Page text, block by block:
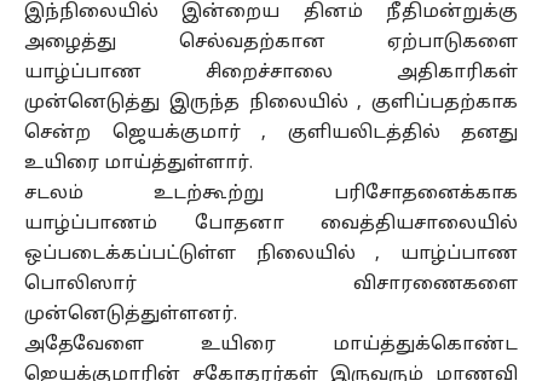
இந்நிலையில் இன்றைய தினம் நீதிமன்றுக்கு
அழைத்து செல்வதற்கான ஏற்பாடுகளை
யாழ்ப்பாண சிறைச்சாலை அதிகாரிகள்
முன்னெடுத்து இருந்த நிலையில் , குளிப்பதற்காக
சென்ற ஜெயக்குமார் , குளியலிடத்தில் தனது
உயிரை மாய்த்துள்ளார்.
சடலம் உடற்கூற்று பரிசோதனைக்காக
யாழ்ப்பாணம் போதனா வைத்தியசாலையில்
ஒப்படைக்கப்பட்டுள்ள நிலையில் , யாழ்ப்பாண
பொலிஸார் விசாரணைகளை
முன்னெடுத்துள்ளனர்.
அதேவேளை உயிரை மாய்த்துக்கொண்ட
ஜெயக்குமாரின் சகோதரர்கள் இருவரும் மாணவி